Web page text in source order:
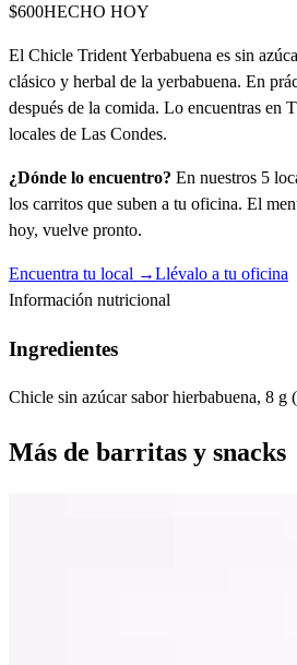
$600HECHO HOY
El Chicle Trident Yerbabuena es sin
clásico y herbal de la yerbabuena. En
después de la comida. Lo encuentras en
locales de Las Condes.
¿Dónde lo encuentro? En nuestros 5
los carritos que suben a tu oficina. El
hoy, vuelve pronto.
Encuentra tu local →Llévalo a tu oficina
Información nutricional
Ingredientes
Chicle sin azúcar sabor hierbabuena, 8 g
Más de barritas y snacks